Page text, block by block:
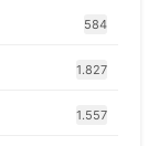
584
1.827
1.557